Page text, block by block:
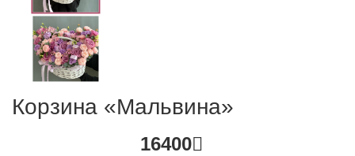
Корзина «Мальвина»
16400